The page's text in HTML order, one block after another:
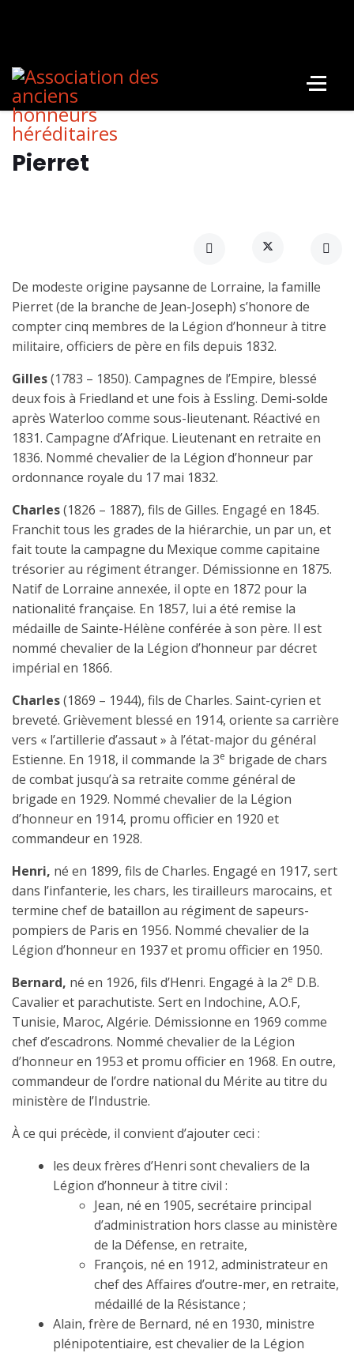
Pierret
De modeste origine paysanne de Lorraine, la famille
Pierret (de la branche de Jean-Joseph) s’honore de
compter cinq membres de la Légion d’honneur à titre
militaire, officiers de père en fils depuis 1832.
Gilles(1783 – 1850). Campagnes de l’Empire, blessé
deux fois à Friedland et une fois à Essling. Demi-solde
après Waterloo comme sous-lieutenant. Réactivé en
1831. Campagne d’Afrique. Lieutenant en retraite en
1836. Nommé chevalier de la Légion d’honneur par
ordonnance royale du 17 mai 1832.
Charles(1826 – 1887), fils de Gilles. Engagé en 1845.
Franchit tous les grades de la hiérarchie, un par un, et
fait toute la campagne du Mexique comme capitaine
trésorier au régiment étranger. Démissionne en 1875.
Natif de Lorraine annexée, il opte en 1872 pour la
nationalité française. En 1857, lui a été remise la
médaille de Sainte-Hélène conférée à son père. Il est
nommé chevalier de la Légion d’honneur par décret
impérial en 1866.
Charles(1869 – 1944), fils de Charles. Saint-cyrien et
breveté. Grièvement blessé en 1914, oriente sa carrière
vers « l’artillerie d’assaut » à l’état-major du général
Estienne. En 1918, il commande la 3e brigade de chars
de combat jusqu’à sa retraite comme général de
brigade en 1929. Nommé chevalier de la Légion
d’honneur en 1914, promu officier en 1920 et
commandeur en 1928.
Henri, né en 1899, fils de Charles. Engagé en 1917, sert
dans l’infanterie, les chars, les tirailleurs marocains, et
termine chef de bataillon au régiment de sapeurs-
pompiers de Paris en 1956. Nommé chevalier de la
Légion d’honneur en 1937 et promu officier en 1950.
Bernard, né en 1926, fils d’Henri. Engagé à la 2e D.B.
Cavalier et parachutiste. Sert en Indochine, A.O.F,
Tunisie, Maroc, Algérie. Démissionne en 1969 comme
chef d’escadrons. Nommé chevalier de la Légion
d’honneur en 1953 et promu officier en 1968. En outre,
commandeur de l’ordre national du Mérite au titre du
ministère de l’Industrie.
À ce qui précède, il convient d’ajouter ceci :
les deux frères d’Henri sont chevaliers de la
Légion d’honneur à titre civil :
Jean, né en 1905, secrétaire principal
d’administration hors classe au ministère
de la Défense, en retraite,
François, né en 1912, administrateur en
chef des Affaires d’outre-mer, en retraite,
médaillé de la Résistance ;
Alain, frère de Bernard, né en 1930, ministre
plénipotentiaire, est chevalier de la Légion